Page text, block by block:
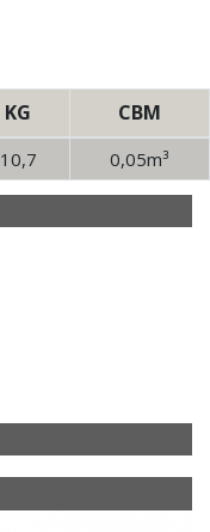
KG CBM
10,7 0,05m³